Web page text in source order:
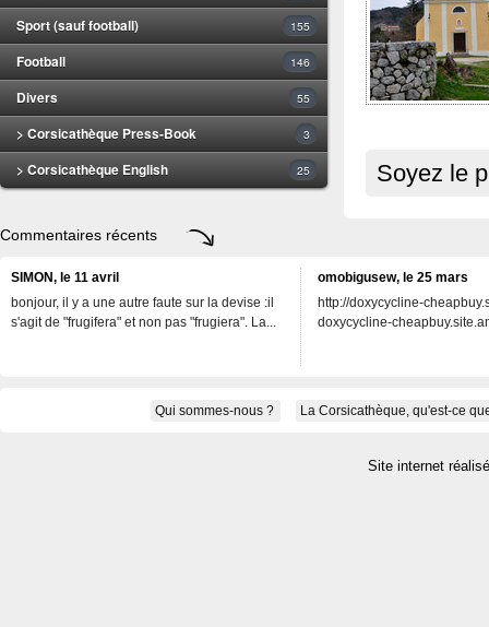
Sport (sauf football) 155
Football 146
Divers 55
> Corsicathèque Press-Book 3
> Corsicathèque English 25 Soyez le
Commentaires récents
SIMON, le 11 avril
bonjour, il y a une autre faute sur la devise :il
s'agit de "frugifera" et non pas "frugiera". La...
omobigusew, le 25 mars
http://doxycycline-
doxycycline-
Qui sommes-nous ? La Corsicathèque, qu'est-ce
Site internet